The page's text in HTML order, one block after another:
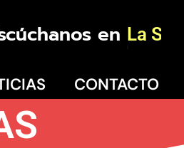
en Coquimbo
CONTACTO